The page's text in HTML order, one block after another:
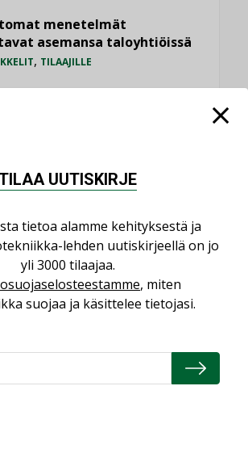
menetelmät
asemansa taloyhtiöissä
, TILAAJILLE
arkea, ei monimutkaistaa
UUTISKIRJE
tietoa alamme kehityksestä ja
lehden uutiskirjeellä on jo
yli 3000 tilaajaa.
, miten
suojaa ja käsittelee tietojasi.